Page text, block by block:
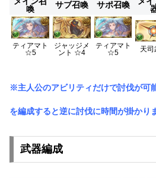
喚
サブ召喚 サポ召喚
ティアマト
☆5
ジャッジメ
ント ☆4
ティアマト
☆5
天司
※主人公のアビリティだけで討伐が可
を編成すると逆に討伐に時間が掛かり
武器編成